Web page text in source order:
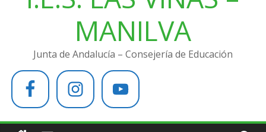
MANILVA
Junta de Andalucía – Consejería de Educación